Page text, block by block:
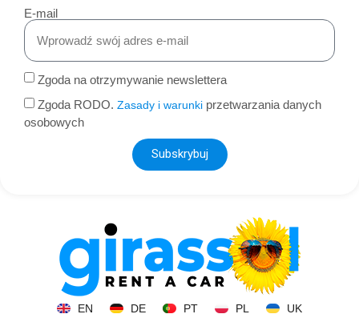
E-mail
Zgoda na otrzymywanie newslettera
Zgoda RODO. Zasady i warunki przetwarzania danych
osobowych
Subskrybuj
EN DE PT PL UK